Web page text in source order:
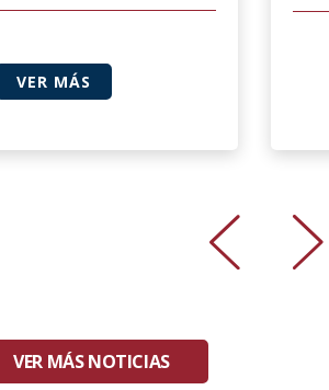
VER MÁS
VER MÁS NOTICIAS